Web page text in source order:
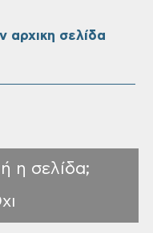
αρχικη σελίδα
η σελίδα;